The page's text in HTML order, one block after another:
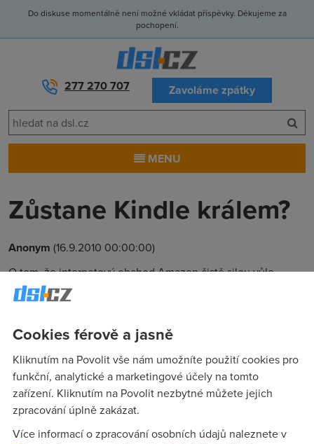
Do diskuse momentálně není možné vkládat příspěvky. Děkujeme za
pochopení.
277 270 707 Zavoláme zpátky
MENU
Zůstane Kindle králem?
Anonym (16.9.2010 00:00:00)
O tom, že internetový obchod Amazon čistě silou vůle
svého zakladatele pomohl oživit skomírající segment trhu s
e-booky, není divu. Jeho čtečka Kindle se stala téměř přes
objevil Apple se svým ultraúspěšným trhákem v podobě
iPadu a v dílnách Amazonu znervózněli.
JGD(17.9.2010 07:52:16)
E Ink je a zůstane černobílý - to je dost odvazne tvrzeni,
Cookies férově a jasně
Kliknutím na Povolit vše nám umožníte použití cookies pro
funkční, analytické a marketingové účely na tomto
zařízení. Kliknutím na Povolit nezbytné můžete jejich
zpracování úplně zakázat.
Více informací o zpracování osobních údajů naleznete v